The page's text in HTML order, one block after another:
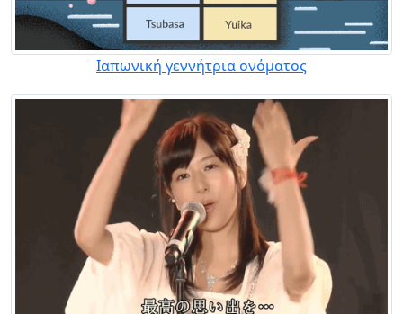
Ιαπωνική γεννήτρια ονόματος